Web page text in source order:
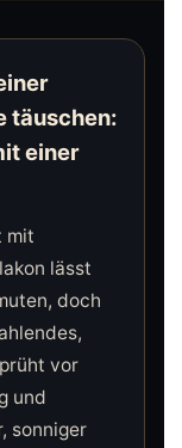
täuschen:
einer
mit
lässt
doch
vor
und
sonniger